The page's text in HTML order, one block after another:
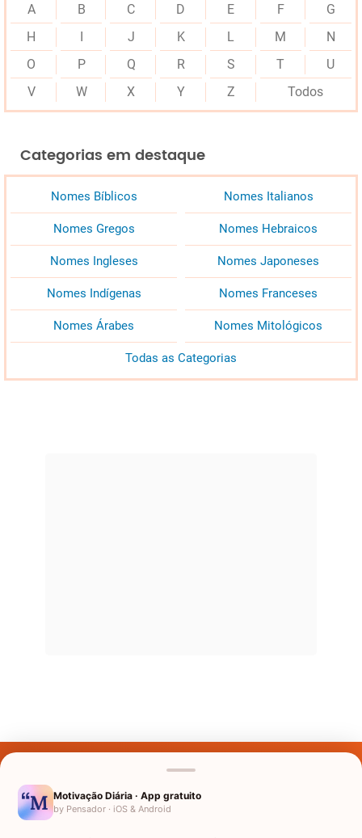
A B C D E F
G
H
I J K L M
N
O
P Q R S T
U
V
W X Y Z Todos
Categorias em destaque
Nomes Bíblicos Nomes Italianos
Nomes Gregos Nomes Hebraicos
Nomes Ingleses Nomes Japoneses
Nomes Indígenas Nomes Franceses
Nomes Árabes Nomes Mitológicos
Todas as Categorias
Nomes pelo Mundo
Motivação Diária · App gratuito
by Pensador · iOS & Android